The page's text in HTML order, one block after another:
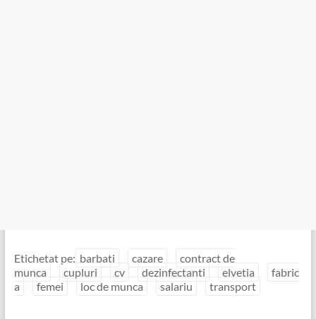
Etichetat pe: barbati cazare
contract de
munca
cupluri cv dezinfectanti elvetia
fabric
a
femei loc de munca salariu transport